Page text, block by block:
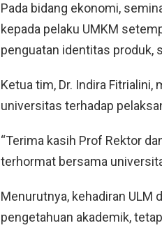
Pada bidang ekonomi,
kepada pelaku UMKM
penguatan identitas produk,
Ketua tim, Dr. Indira
universitas terhadap
“Terima kasih Prof Rektor
terhormat bersama
Menurutnya, kehadiran ULM
pengetahuan akademik,